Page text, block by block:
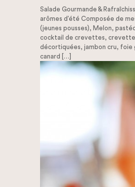
Salade Gourmande &
arômes d’été Composée de
(jeunes pousses), Melon,
cocktail de crevettes,
décortiquées, jambon cru, foie
canard
[…]